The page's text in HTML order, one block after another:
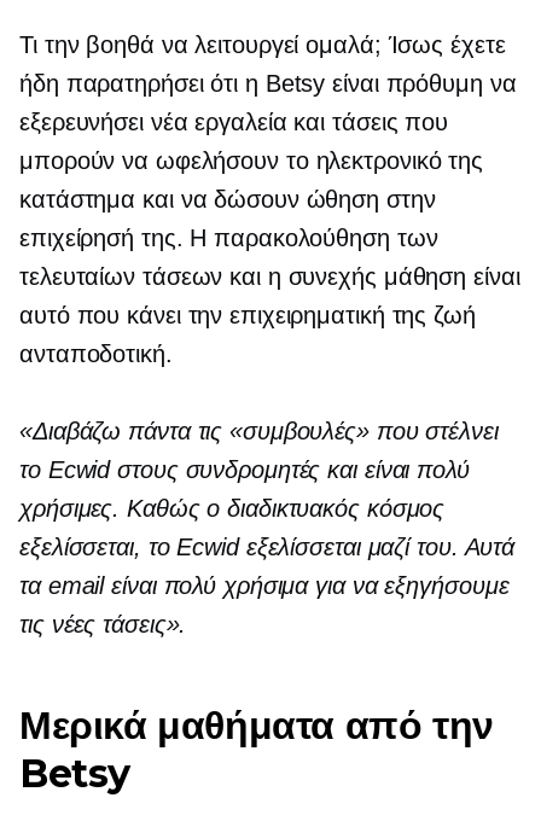
Τι την βοηθά να λειτουργεί ομαλά; Ίσως έχετε
ήδη παρατηρήσει ότι η Betsy είναι πρόθυμη να
εξερευνήσει νέα εργαλεία και τάσεις που
μπορούν να ωφελήσουν το ηλεκτρονικό της
κατάστημα και να δώσουν ώθηση στην
επιχείρησή της. Η παρακολούθηση των
τελευταίων τάσεων και η συνεχής μάθηση είναι
αυτό που κάνει την επιχειρηματική της ζωή
ανταποδοτική.
«Διαβάζω πάντα τις «συμβουλές» που στέλνει
το Ecwid στους συνδρομητές και είναι πολύ
χρήσιμες. Καθώς ο διαδικτυακός κόσμος
εξελίσσεται, το Ecwid εξελίσσεται μαζί του. Αυτά
τα email είναι πολύ χρήσιμα για να εξηγήσουμε
τις νέες τάσεις».
Μερικά μαθήματα από την
Betsy